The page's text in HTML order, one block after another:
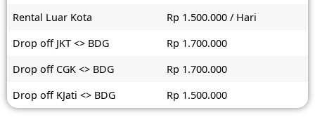
Rental Luar Kota
Rp 1.500.000 / Hari
Drop off JKT <> BDG
Rp 1.700.000
Drop off CGK <> BDG
Rp 1.700.000
Drop off KJati <> BDG
Rp 1.500.000